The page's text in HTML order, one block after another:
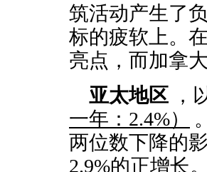
筑活动产生了
标的疲软上。
亮点，而加拿
亚太地区 ，
一年：2.4%）
两位数下降的
2.9%的正增长